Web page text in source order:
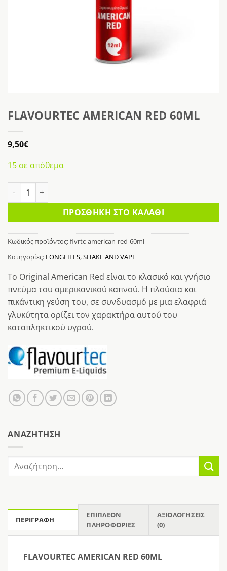
FLAVOURTEC AMERICAN RED 60ML
9,50€
15 σε απόθεμα
ΠΡΟΣΘΉΚΗ ΣΤΟ ΚΑΛΆΘΙ
Κωδικός προϊόντος:flvrtc-american-red-60ml
Κατηγορίες: LONGFILLS,SHAKE AND VAPE
Tο Original Αmerican Red είναι το κλασικό και γνήσιο
πνεύμα του αμερικανικού καπνού. Η πλούσια και
πικάντικη γεύση του, σε συνδυασμό με μια ελαφριά
γλυκύτητα ορίζει τον χαρακτήρα αυτού του
καταπληκτικού υγρού.
AΝΑΖΉΤΗΣΗ
Αναζήτηση
για:
ΠΕΡΙΓΡΑΦΉ
ΕΠΙΠΛΈΟΝ
ΠΛΗΡΟΦΟΡΊΕΣ
ΑΞΙΟΛΟΓΉΣΕΙΣ
(0)
FLAVOURTEC AMERICAN RED 60ML